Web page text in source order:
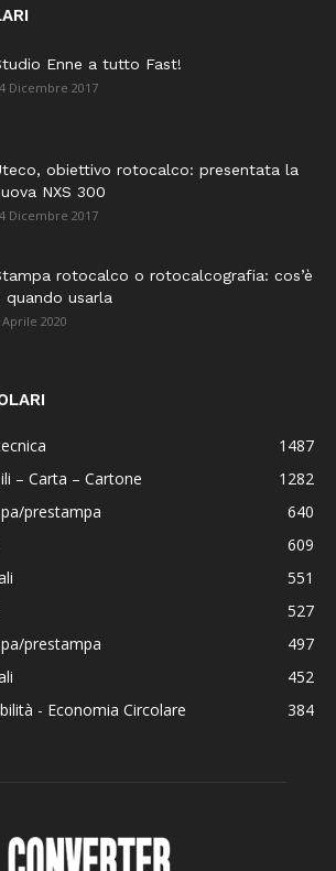
Enne a tutto Fast!
Dicembre 2017
obiettivo rotocalco: presentata la
NXS 300
Dicembre 2017
rotocalco o rotocalcografia: cos’è
quando usarla
Aprile 2020
1487
– Carta – Cartone
1282
prestampa
640
609
551
527
prestampa
497
452
- Economia Circolare
384